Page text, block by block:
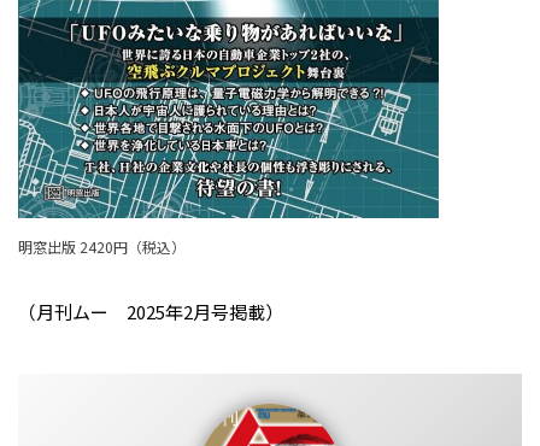
明窓出版 2420円（税込）
（月刊ムー 2025年2月号掲載）